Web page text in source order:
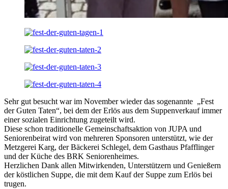
Sehr gut besucht war im November wieder das sogenannte „Fest
der Guten Taten“, bei dem der Erlös aus dem Suppenverkauf immer
einer sozialen Einrichtung zugeteilt wird.
Diese schon traditionelle Gemeinschaftsaktion von JUPA und
Seniorenbeirat wird von mehreren Sponsoren unterstützt, wie der
Metzgerei Karg, der Bäckerei Schlegel, dem Gasthaus Pfafflinger
und der Küche des BRK Seniorenheimes.
Herzlichen Dank allen Mitwirkenden, Unterstützern und Genießern
der köstlichen Suppe, die mit dem Kauf der Suppe zum Erlös bei
trugen.